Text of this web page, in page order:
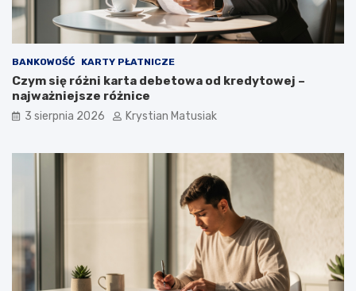
BANKOWOŚĆ KARTY PŁATNICZE
Czym się różni karta debetowa od kredytowej –
najważniejsze różnice
3 sierpnia 2026 Krystian Matusiak